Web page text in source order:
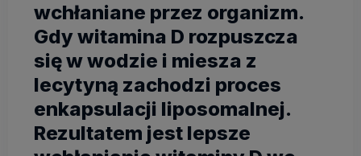
wchłaniane przez organizm.
Gdy witamina D rozpuszcza
się w wodzie i miesza z
lecytyną zachodzi proces
enkapsulacji liposomalnej.
Rezultatem jest lepsze